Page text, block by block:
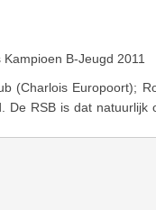
B-Jeugd 2011
(Charlois Europoort);
RSB is dat natuurlijk